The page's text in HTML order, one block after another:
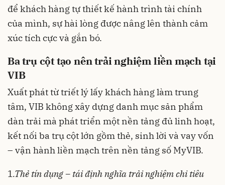
để khách hàng tự thiết kế hành trình tài chính
của mình, sự hài lòng được nâng lên thành cảm
xúc tích cực và gắn bó.
Ba trụ cột tạo nên trải nghiệm liền mạch tại
VIB
Xuất phát từ triết lý lấy khách hàng làm trung
tâm, VIB không xây dựng danh mục sản phẩm
dàn trải mà phát triển một nền tảng đủ linh hoạt,
kết nối ba trụ cột lớn gồm thẻ, sinh lời và vay vốn
– vận hành liền mạch trên nền tảng số MyVIB.
1.Thẻ tín dụng – tái định nghĩa trải nghiệm chi tiêu